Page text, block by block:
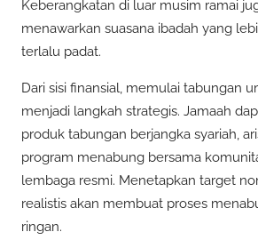
Keberangkatan di luar musim ramai
menawarkan suasana ibadah yang
terlalu padat.
Dari sisi finansial, memulai tabungan
menjadi langkah strategis. Jamaah
produk tabungan berjangka syariah,
program menabung bersama
lembaga resmi. Menetapkan target
realistis akan membuat proses
ringan.